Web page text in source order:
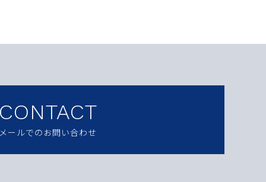
ールでのお問い合わせ